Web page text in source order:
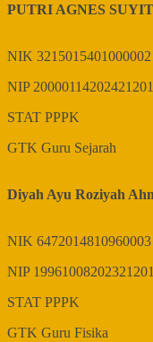
PUTRI AGNES
NIK 3215015401000002
NIP
STAT PPPK
GTK Guru Sejarah
Diyah Ayu Roziyah
NIK 6472014810960003
NIP
STAT PPPK
GTK Guru Fisika